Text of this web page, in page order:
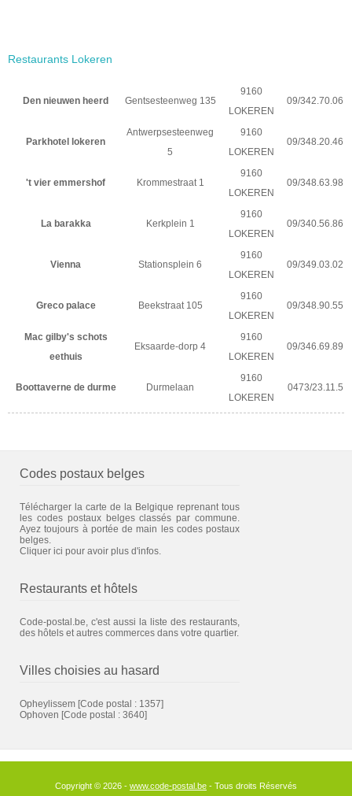
Restaurants Lokeren
Den nieuwen heerd Gentsesteenweg 135
9160
LOKEREN
09/342.70.06
Parkhotel lokeren
Antwerpsesteenweg
5
9160
LOKEREN
09/348.20.46
't vier emmershof Krommestraat 1
9160
LOKEREN
09/348.63.98
La barakka Kerkplein 1
9160
LOKEREN
09/340.56.86
Vienna Stationsplein 6
9160
LOKEREN
09/349.03.02
Greco palace Beekstraat 105
9160
LOKEREN
09/348.90.55
Mac gilby's schots
eethuis
Eksaarde-dorp 4
9160
LOKEREN
09/346.69.89
Boottaverne de durme Durmelaan
9160
LOKEREN
0473/23.11.5
Codes postaux belges
Télécharger la carte de la Belgique reprenant tous
les codes postaux belges classés par commune.
Ayez toujours à portée de main les codes postaux
belges.
Cliquer ici pour avoir plus d'infos.
Restaurants et hôtels
Code-postal.be, c'est aussi la liste des restaurants,
des hôtels et autres commerces dans votre quartier.
Villes choisies au hasard
Opheylissem [Code postal : 1357]
Ophoven [Code postal : 3640]
Copyright © 2026 - www.code-postal.be - Tous droits Réservés